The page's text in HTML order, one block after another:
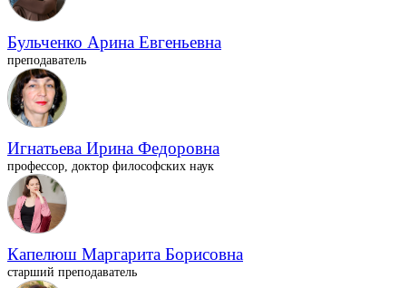
Бульченко Арина Евгеньевна
преподаватель
Игнатьева Ирина Федоровна
профессор, доктор философских наук
Капелюш Маргарита Борисовна
старший преподаватель